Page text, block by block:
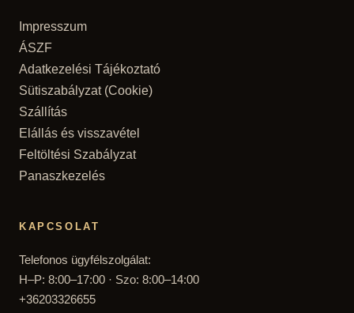
Impresszum
ÁSZF
Adatkezelési Tájékoztató
Sütiszabályzat (Cookie)
Szállítás
Elállás és visszavétel
Feltöltési Szabályzat
Panaszkezelés
KAPCSOLAT
Telefonos ügyfélszolgálat:
H–P: 8:00–17:00 · Szo: 8:00–14:00
+36203326655